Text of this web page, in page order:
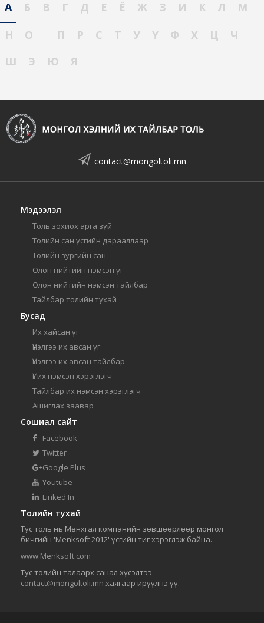
А Б В Г Д Е Ё Ж З И К Л
М
Н
О П Р С Т У Ү Ф Х Ц
Ч
Ш
Э Ю Я
contact@mongoltoli.mn
Мэдээлэл
Толь зохиох арга зүй
Толийн сан үсгийн дарааллаар
Толийн зургийн сан
Олон нийтийн нэмсэн үг
Олон нийтийн нэмсэн тайлбар
Тайлбар толийн тухай
Бусад
Их хайсан үг
Үнэлгээ их авсан үг
Үнэлгээ их авсан тайлбар
Үг их нэмсэн хэрэглэгч
Тайлбар их нэмсэн хэрэглэгч
Ашиглах заавар
Сошиал сайт
Facebook
Twitter
Google Plus
Youtube
Linked In
Толийн тухай
Тус толь нь Мөнхгал компанийн зөвшөөрлөөр монгол
бичгийн 'Menksoft 2012' үсгийн тиг хэрэглэж байна.
www.Menksoft.com
Тус толийн талаарх санал хүсэлтээ
contact@mongoltoli.mn хаягаар ирүүлнэ үү.